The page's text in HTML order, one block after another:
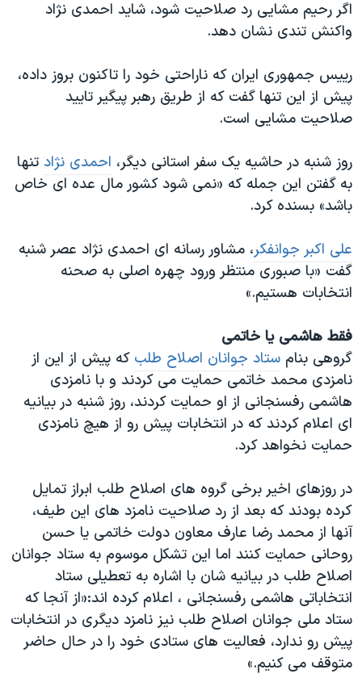
اگر رحیم مشایی رد صلاحیت شود، شاید احمدی نژاد
واکنش تندی نشان دهد.
رییس جمهوری ایران که ناراحتی خود را تاکنون بروز داده،
پیش از این تنها گفت که از طریق رهبر پیگیر تایید
صلاحیت مشایی است.
روز شنبه در حاشیه یک سفر استانی دیگر، احمدی نژاد تنها
به گفتن این جمله که «نمی شود کشور مال عده ای خاص
باشد» بسنده کرد.
علی اکبر جوانفکر، مشاور رسانه ای احمدی نژاد عصر شنبه
گفت «با صبوری منتظر ورود چهره اصلی به صحنه
انتخابات هستیم.»
فقط هاشمی یا خاتمی
گروهی بنام ستاد جوانان اصلاح طلب که پیش از این از
نامزدی محمد خاتمی حمایت می کردند و با نامزدی
هاشمی رفسنجانی از او حمایت کردند، روز شنبه در بیانیه
ای اعلام کردند که در انتخابات پیش رو از هیچ نامزدی
حمایت نخواهد کرد.
در روزهای اخیر برخی گروه های اصلاح طلب ابراز تمایل
کرده بودند که بعد از رد صلاحیت نامزد های این طیف،
آنها از محمد رضا عارف معاون دولت خاتمی یا حسن
روحانی حمایت کنند اما این تشکل موسوم به ستاد جوانان
اصلاح طلب در بیانیه شان با اشاره به تعطیلی ستاد
انتخاباتی هاشمی رفسنجانی ، اعلام کرده اند:«از آنجا که
ستاد ملی جوانان اصلاح طلب نیز نامزد دیگری در انتخابات
پیش رو ندارد، فعالیت های ستادی خود را در حال حاضر
متوقف می کنیم.»